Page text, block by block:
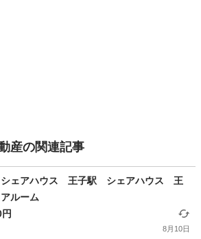
産の関連記事
ェアハウス 王子駅 シェアハウス 王
ルーム
8月10日